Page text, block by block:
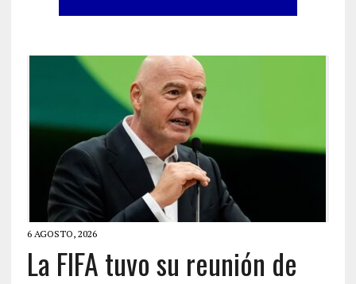
6 AGOSTO, 2026
La FIFA tuvo su reunión de